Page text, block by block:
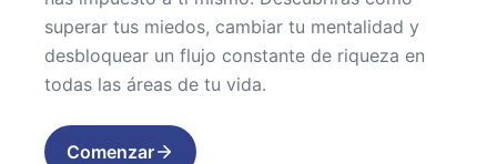
superar tus miedos, cambiar tu mentalidad y
desbloquear un flujo constante de riqueza en
todas las áreas de tu vida.
Comenzar